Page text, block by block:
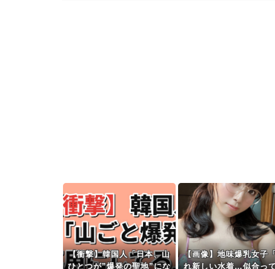
【衝撃】韓国人「日本、山
ひとつが”爆発の聖地”にな
【画像】地味爆乳女子
れ新しい水着…似合っ